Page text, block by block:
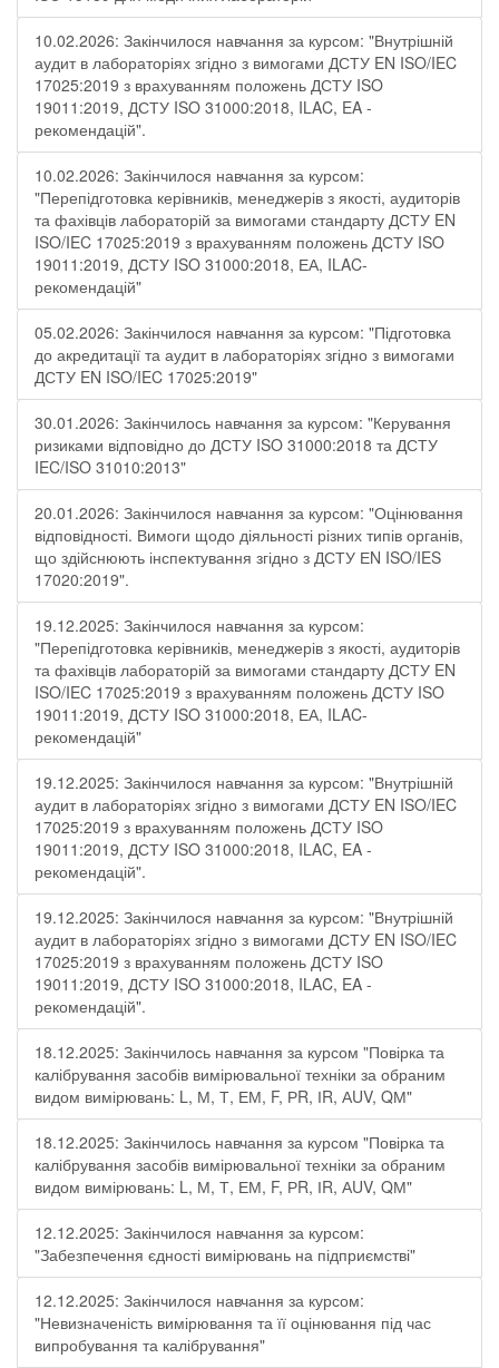
10.02.2026: Закінчилося навчання за курсом: "Внутрішній
аудит в лабораторіях згідно з вимогами ДСТУ EN ISO/IEC
17025:2019 з врахуванням положень ДСТУ ISO
19011:2019, ДСТУ ISO 31000:2018, ILAC, EA -
рекомендацій".
10.02.2026: Закінчилося навчання за курсом:
"Перепідготовка керівників, менеджерів з якості, аудиторів
та фахівців лабораторій за вимогами стандарту ДСТУ EN
ISO/IEC 17025:2019 з врахуванням положень ДСТУ ISO
19011:2019, ДСТУ ISO 31000:2018, ЕА, ILAC-
рекомендацій"
05.02.2026: Закінчилося навчання за курсом: "Підготовка
до акредитації та аудит в лабораторіях згідно з вимогами
ДСТУ EN ISO/IEC 17025:2019"
30.01.2026: Закінчилось навчання за курсом: "Керування
ризиками відповідно до ДСТУ ISO 31000:2018 та ДСТУ
IEC/ISO 31010:2013"
20.01.2026: Закінчилося навчання за курсом: "Оцінювання
відповідності. Вимоги щодо діяльності різних типів органів,
що здійснюють інспектування згідно з ДСТУ ЕN ISO/IES
17020:2019".
19.12.2025: Закінчилося навчання за курсом:
"Перепідготовка керівників, менеджерів з якості, аудиторів
та фахівців лабораторій за вимогами стандарту ДСТУ EN
ISO/IEC 17025:2019 з врахуванням положень ДСТУ ISO
19011:2019, ДСТУ ISO 31000:2018, ЕА, ILAC-
рекомендацій"
19.12.2025: Закінчилося навчання за курсом: "Внутрішній
аудит в лабораторіях згідно з вимогами ДСТУ EN ISO/IEC
17025:2019 з врахуванням положень ДСТУ ISO
19011:2019, ДСТУ ISO 31000:2018, ILAC, EA -
рекомендацій".
19.12.2025: Закінчилося навчання за курсом: "Внутрішній
аудит в лабораторіях згідно з вимогами ДСТУ EN ISO/IEC
17025:2019 з врахуванням положень ДСТУ ISO
19011:2019, ДСТУ ISO 31000:2018, ILAC, EA -
рекомендацій".
18.12.2025: Закінчилось навчання за курсом "Повірка та
калібрування засобів вимірювальної техніки за обраним
видом вимірювань: L, М, Т, ЕМ, F, РR, ІR, АUV, QМ"
18.12.2025: Закінчилось навчання за курсом "Повірка та
калібрування засобів вимірювальної техніки за обраним
видом вимірювань: L, М, Т, ЕМ, F, РR, ІR, АUV, QМ"
12.12.2025: Закінчилося навчання за курсом:
"Забезпечення єдності вимірювань на підприємстві"
12.12.2025: Закінчилося навчання за курсом:
"Невизначеність вимірювання та її оцінювання під час
випробування та калібрування"